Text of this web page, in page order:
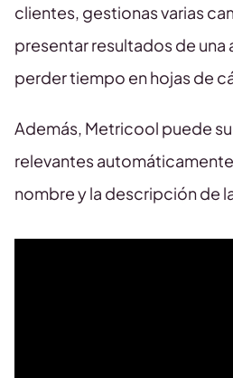
clientes, gestionas varias
presentar resultados de
perder tiempo en hojas de
Además, Metricool puede
relevantes
nombre y la descripción de